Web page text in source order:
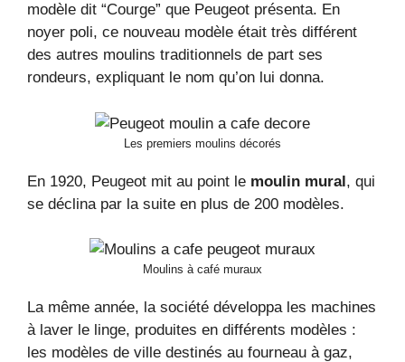
modèle dit “Courge” que Peugeot présenta. En
noyer poli, ce nouveau modèle était très différent
des autres moulins traditionnels de part ses
rondeurs, expliquant le nom qu’on lui donna.
Les premiers moulins décorés
En 1920, Peugeot mit au point le moulin mural, qui
se déclina par la suite en plus de 200 modèles.
Moulins à café muraux
La même année, la société développa les machines
à laver le linge, produites en différents modèles :
les modèles de ville destinés au fourneau à gaz,